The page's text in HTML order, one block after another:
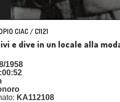
CIAC / C1121
e dive in un locale alla
1958
KA112108